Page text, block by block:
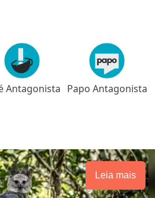
Antagonista
Meio-dia em
Leia mais